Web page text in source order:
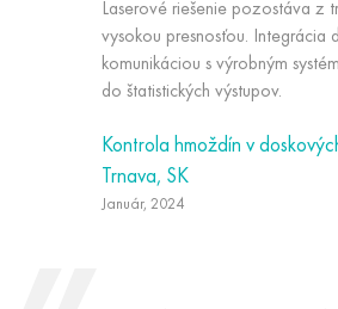
Laserové riešenie pozostáva z
vysokou presnosťou. Integrácia
komunikáciou s výrobným
do štatistických výstupov.
Kontrola hmoždín v
Trnava, SK
Január, 2024